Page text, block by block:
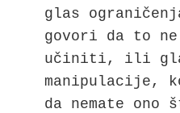
glas
govori da to ne
učiniti, ili
manipulacije,
da nemate ono